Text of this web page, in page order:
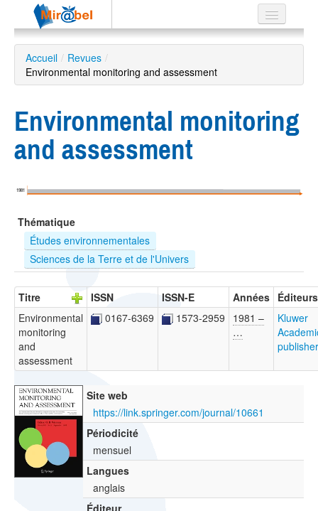
Le réseau
Soutien
avancée
ES
?
Accueil / Revues /
Environmental monitoring and assessment
Environmental monitoring
and assessment
1981
Thématique
Études environnementales
Sciences de la Terre et de l'Univers
Titre ISSN ISSN-E Années Éditeurs
Environmental
monitoring
and
assessment
0167-6369 1573-2959
1981 –
…
Kluwer
Site web
https://link.springer.com/journal/10661
Périodicité
mensuel
Langues
anglais